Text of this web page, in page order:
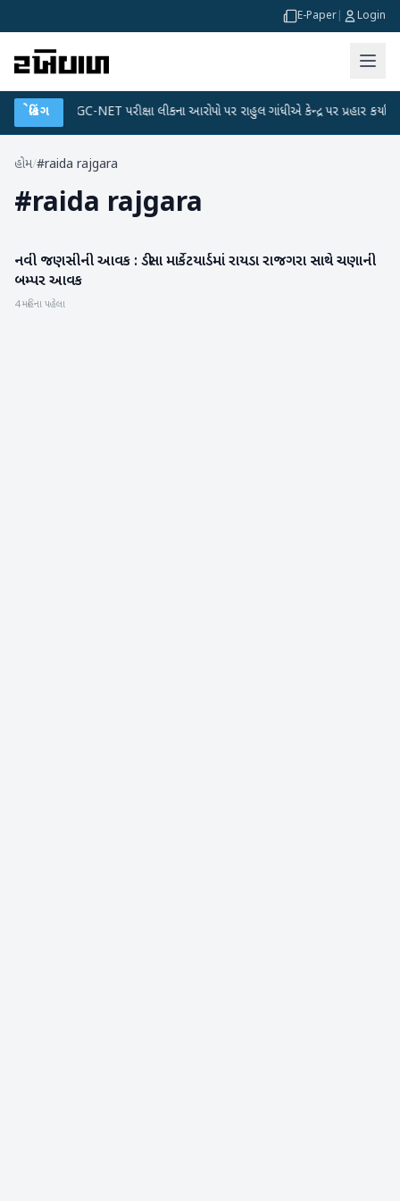
E-Paper Login
બ્રેકિંગ
● UGC-NET પરીક્ષા લીકના આરોપો પર રાહુલ ગાંધીએ કેન્દ્ર પર પ્રહાર કર્યા ●
હોમ/#raida rajgara
#raida rajgara
આંતરરાષ્ટ્રીય
નવી જણસીની આવક : ડીસા માર્કેટયાર્ડમાં રાયડા રાજગરા સાથે ચણાની
બમ્પર આવક
4 મહિના પહેલા